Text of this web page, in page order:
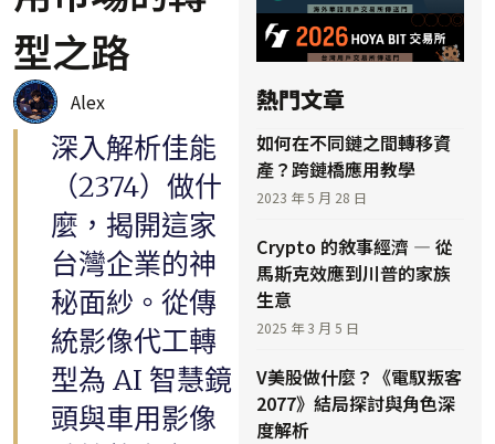
型之路
Alex
深入解析佳能
（2374）做什
麼，揭開這家
台灣企業的神
秘面紗。從傳
統影像代工轉
型為 AI 智慧鏡
頭與車用影像
熱門文章
如何在不同鏈之間轉移資
產？跨鏈橋應用教學
2023 年 5 月 28 日
Crypto 的敘事經濟 — 從
馬斯克效應到川普的家族
生意
2025 年 3 月 5 日
V美股做什麼？《電馭叛客
2077》結局探討與角色深
度解析